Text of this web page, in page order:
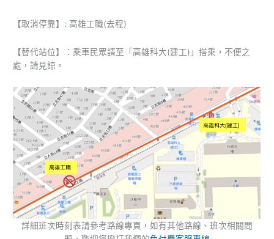
【取消停靠】: 高雄工職(去程)
【替代站位】：乘車民眾請至「高雄科大(建工)」搭乘，不便之
處，請見諒。
詳細班次時刻表請參考路線專頁，如有其他路線、班次相關問
黃
配
合
捷
運
施
工
取
消
停
「高
雄
工